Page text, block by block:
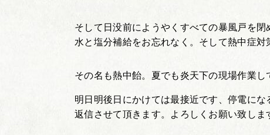
そして日没前にようやくすべての暴風戸を
水と塩分補給をお忘れなく。そして熱中症対
その名も熱中飴。夏でも炎天下の現場作業し
明日明後日にかけては最接近です、停電に
返信させて頂きます。よろしくお願い致しま